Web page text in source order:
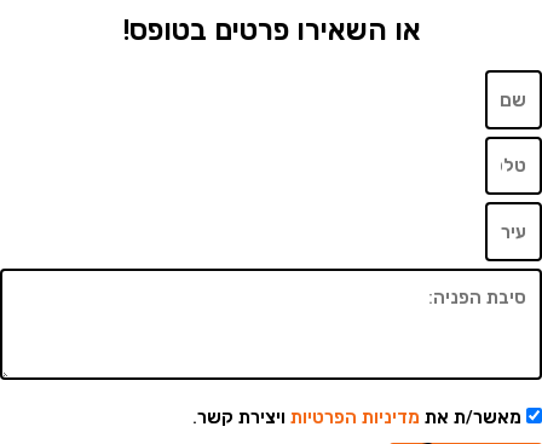
או השאירו פרטים בטופס!
ת אתמדיניות הפרטיותויצירת קשר.